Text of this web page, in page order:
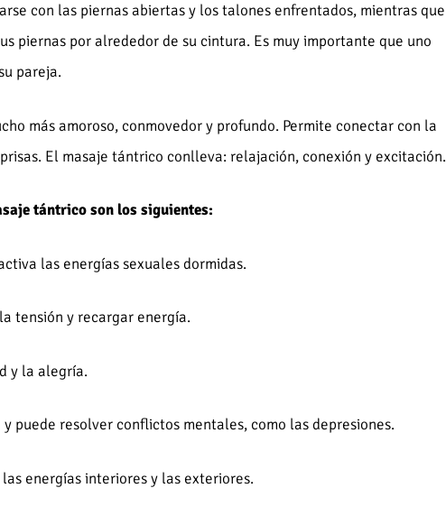
con las piernas abiertas y los talones enfrentados, mientras que
piernas por alrededor de su cintura. Es muy importante que uno
pareja.
más amoroso, conmovedor y profundo. Permite conectar con la
El masaje tántrico conlleva: relajación, conexión y excitación.
tántrico son los siguientes:
las energías sexuales dormidas.
tensión y recargar energía.
y la alegría.
puede resolver conflictos mentales, como las depresiones.
energías interiores y las exteriores.